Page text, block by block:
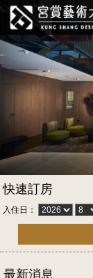
快速訂房
入住日：
最新消息